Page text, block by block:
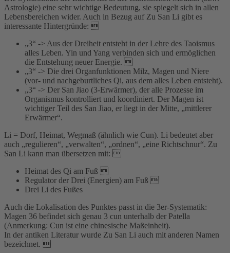
Astrologie) eine sehr wichtige Bedeutung, sie spiegelt sich in allen
Lebensbereichen wider. Auch in Bezug auf Zu San Li gibt es
interessante Hintergründe: 
„3“ -> Aus der Dreiheit entsteht in der Lehre des Taoismus
alles Leben. Yin und Yang verbinden sich und ermöglichen
die Entstehung neuer Energie. 
„3“ -> Die drei Organfunktionen Milz, Magen und Niere
(vor- und nachgeburtliches Qi, aus dem alles Leben entsteht).
„3“ -> Der San Jiao (3-Erwärmer), der alle Prozesse im
Organismus kontrolliert und koordiniert. Der Magen ist
wichtiger Teil des San Jiao, er liegt in der Mitte, „mittlerer
Erwärmer“.
Li = Dorf, Heimat, Wegmaß (ähnlich wie Cun). Li bedeutet aber
auch „regulieren“, „verwalten“, „ordnen“, „eine Richtschnur“. Zu
San Li kann man übersetzen mit: 
Heimat des Qi am Fuß 
Regulator der Drei (Energien) am Fuß 
Drei Li des Fußes
Auch die Lokalisation des Punktes passt in die 3er-Systematik:
Magen 36 befindet sich genau 3 cun unterhalb der Patella
(Anmerkung: Cun ist eine chinesische Maßeinheit).
In der antiken Literatur wurde Zu San Li auch mit anderen Namen
bezeichnet. 